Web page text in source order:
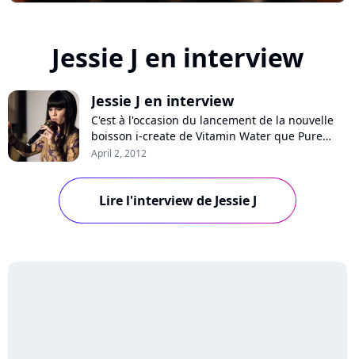
Jessie J en interview
Jessie J en interview
C'est à l'occasion du lancement de la nouvelle
boisson i-create de Vitamin Water que Pure
Charts a rencontré Jessie J en fin de semaine
soufflé ses 24 bougies il y a moins d'une
semaine, est la nouvelle ambassadrice de la
marque et a participé à la soirée de...
April 2, 2012
Lire l'interview de Jessie J